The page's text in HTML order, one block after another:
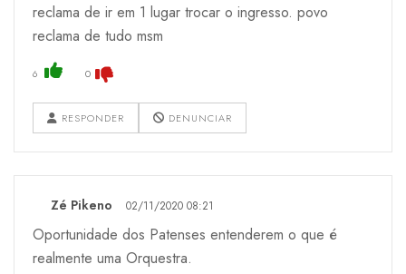
reclama de ir em 1 lugar trocar o ingresso. povo
reclama de tudo msm
6 0
RESPONDER DENUNCIAR
Zé Pikeno 02/11/2020 08:21
Oportunidade dos Patenses entenderem o que é
realmente uma Orquestra.